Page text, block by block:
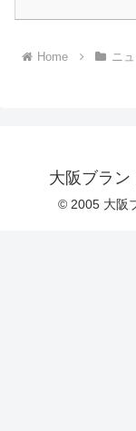
Home ニ
大阪ブラン
© 2005 大阪